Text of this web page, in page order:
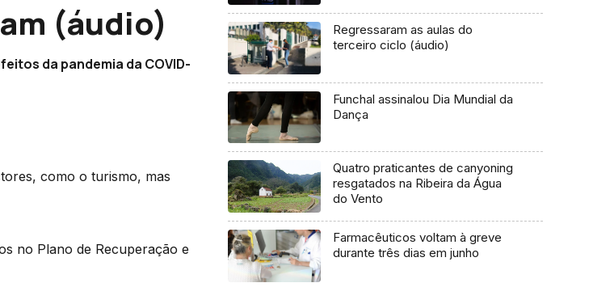
(áudio)
da pandemia da COVID-
como o turismo, mas
no Plano de Recuperação e
Regressaram as aulas do
terceiro ciclo (áudio)
Funchal assinalou Dia Mundial da
Dança
Quatro praticantes de canyoning
resgatados na Ribeira da Água
do Vento
Farmacêuticos voltam à greve
durante três dias em junho